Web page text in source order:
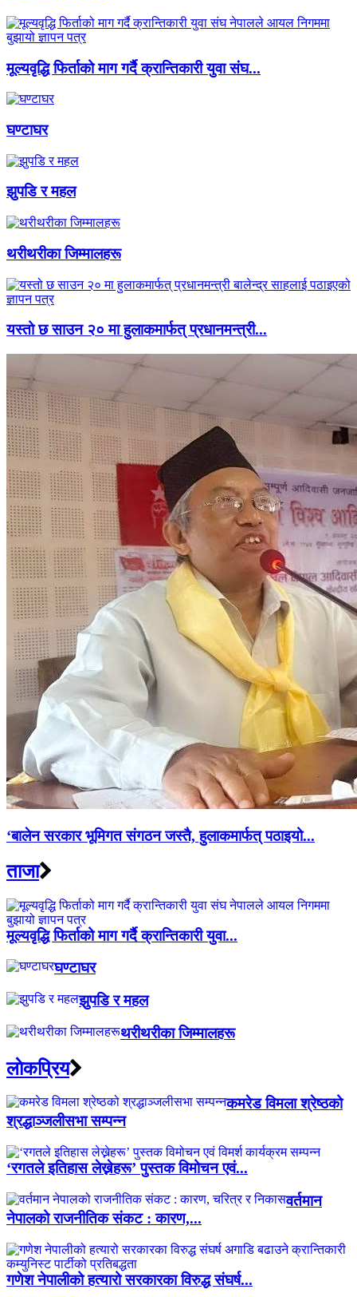
मूल्यवृद्धि फिर्ताको माग गर्दै क्रान्तिकारी युवा संघ...
घण्टाघर
झुपडि र महल
थरीथरीका जिम्मालहरू
यस्तो छ साउन २० मा हुलाकमार्फत् प्रधानमन्त्री...
‘बालेन सरकार भूमिगत संगठन जस्तै, हुलाकमार्फत् पठाइयो...
ताजा
मूल्यवृद्धि फिर्ताको माग गर्दै क्रान्तिकारी युवा...
घण्टाघर
झुपडि र महल
थरीथरीका जिम्मालहरू
लाेकप्रिय
कमरेड विमला श्रेष्ठको
श्रद्धाञ्जलीसभा सम्पन्न
‘रगतले इतिहास लेख्नेहरू’ पुस्तक विमोचन एवं...
वर्तमान
नेपालको राजनीतिक संकट : कारण,...
गणेश नेपालीको हत्यारो सरकारका विरुद्ध संघर्ष...